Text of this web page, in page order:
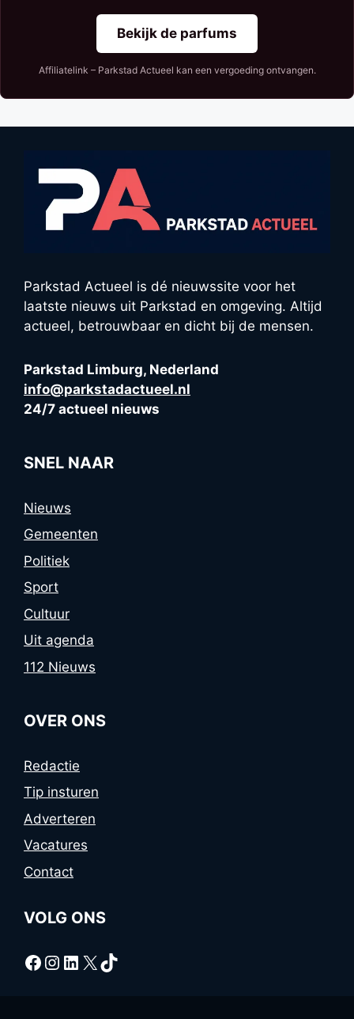
Bekijk de parfums
Affiliatelink – Parkstad Actueel kan een vergoeding ontvangen.
Parkstad Actueel is dé nieuwssite voor het
laatste nieuws uit Parkstad en omgeving. Altijd
actueel, betrouwbaar en dicht bij de mensen.
Parkstad Limburg, Nederland
info@parkstadactueel.nl
24/7 actueel nieuws
SNEL NAAR
Nieuws
Gemeenten
Politiek
Sport
Cultuur
Uit agenda
112 Nieuws
OVER ONS
Redactie
Tip insturen
Adverteren
Vacatures
Contact
VOLG ONS
Facebook
Instagram
LinkedIn
X TikTok